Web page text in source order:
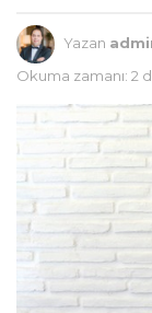
Yazan
Okuma zamanı: 2